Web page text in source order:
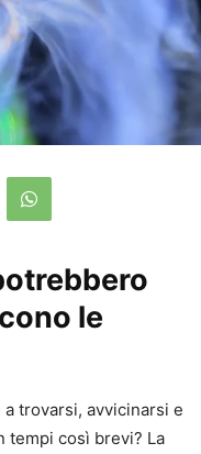
le
trovarsi, avvicinarsi e
tempi così brevi? La